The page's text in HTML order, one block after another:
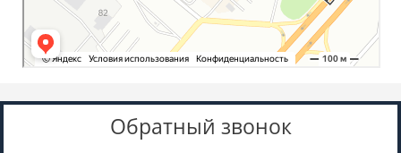
Обратный звонок